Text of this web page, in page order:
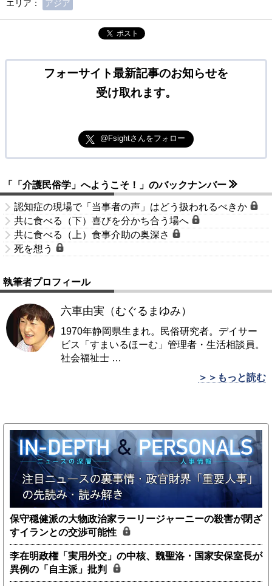
エリア：
アジア
ポスト
フォーサイト最新記事のお知らせを
受け取れます。
@Fsightさんをフォロー
「「介護民俗学」へようこそ！」のバックナンバー
認知症の現場で「当事者の声」はどう扱われるべきか
共に食べる（下）喜びを分かち合う場へ
共に食べる（上）食事介助の奥深さ
死を想う
執筆者プロフィール
六車由実（むぐるまゆみ）
1970年静岡県生まれ。民俗研究者。デイサー
ビス「すまいるほーむ」管理者・生活相談員。
社会福祉士 …
＞＞もっと読む
保守穏健派の大物政治家ラーリージャーニーの殺害が閉ざ
すイランとの交渉可能性
李在明政権「実用外交」の中核、魏聖洛・国家安保室長が
異例の「自主派」批判